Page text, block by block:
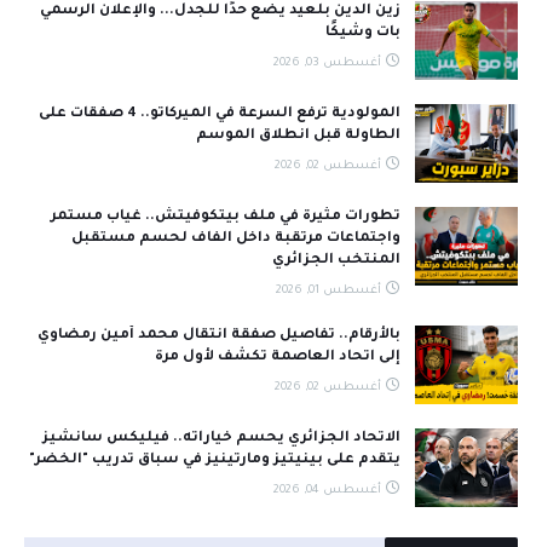
زين الدين بلعيد يضع حدًا للجدل... والإعلان الرسمي
بات وشيكًا
أغسطس 03, 2026
المولودية ترفع السرعة في الميركاتو.. 4 صفقات على
الطاولة قبل انطلاق الموسم
أغسطس 02, 2026
تطورات مثيرة في ملف بيتكوفيتش.. غياب مستمر
واجتماعات مرتقبة داخل الفاف لحسم مستقبل
المنتخب الجزائري
أغسطس 01, 2026
بالأرقام.. تفاصيل صفقة انتقال محمد أمين رمضاوي
إلى اتحاد العاصمة تكشف لأول مرة
أغسطس 02, 2026
الاتحاد الجزائري يحسم خياراته.. فيليكس سانشيز
يتقدم على بينيتيز ومارتينيز في سباق تدريب "الخضر"
أغسطس 04, 2026